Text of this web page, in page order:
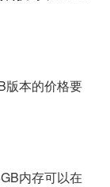
版本的价格要
内存可以在